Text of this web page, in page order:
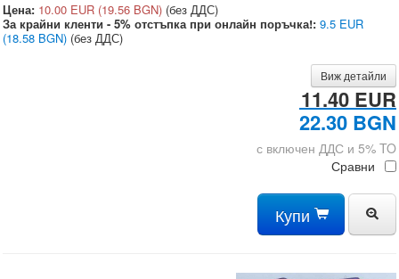
Цена: 10.00 EUR (19.56 BGN) (без ДДС)
За крайни кленти - 5% отстъпка при онлайн поръчка!: 9.5 EUR
(18.58 BGN) (без ДДС)
Виж детайли
11.40 EUR
22.30 BGN
с включен ДДС и 5% TO
Сравни
Купи